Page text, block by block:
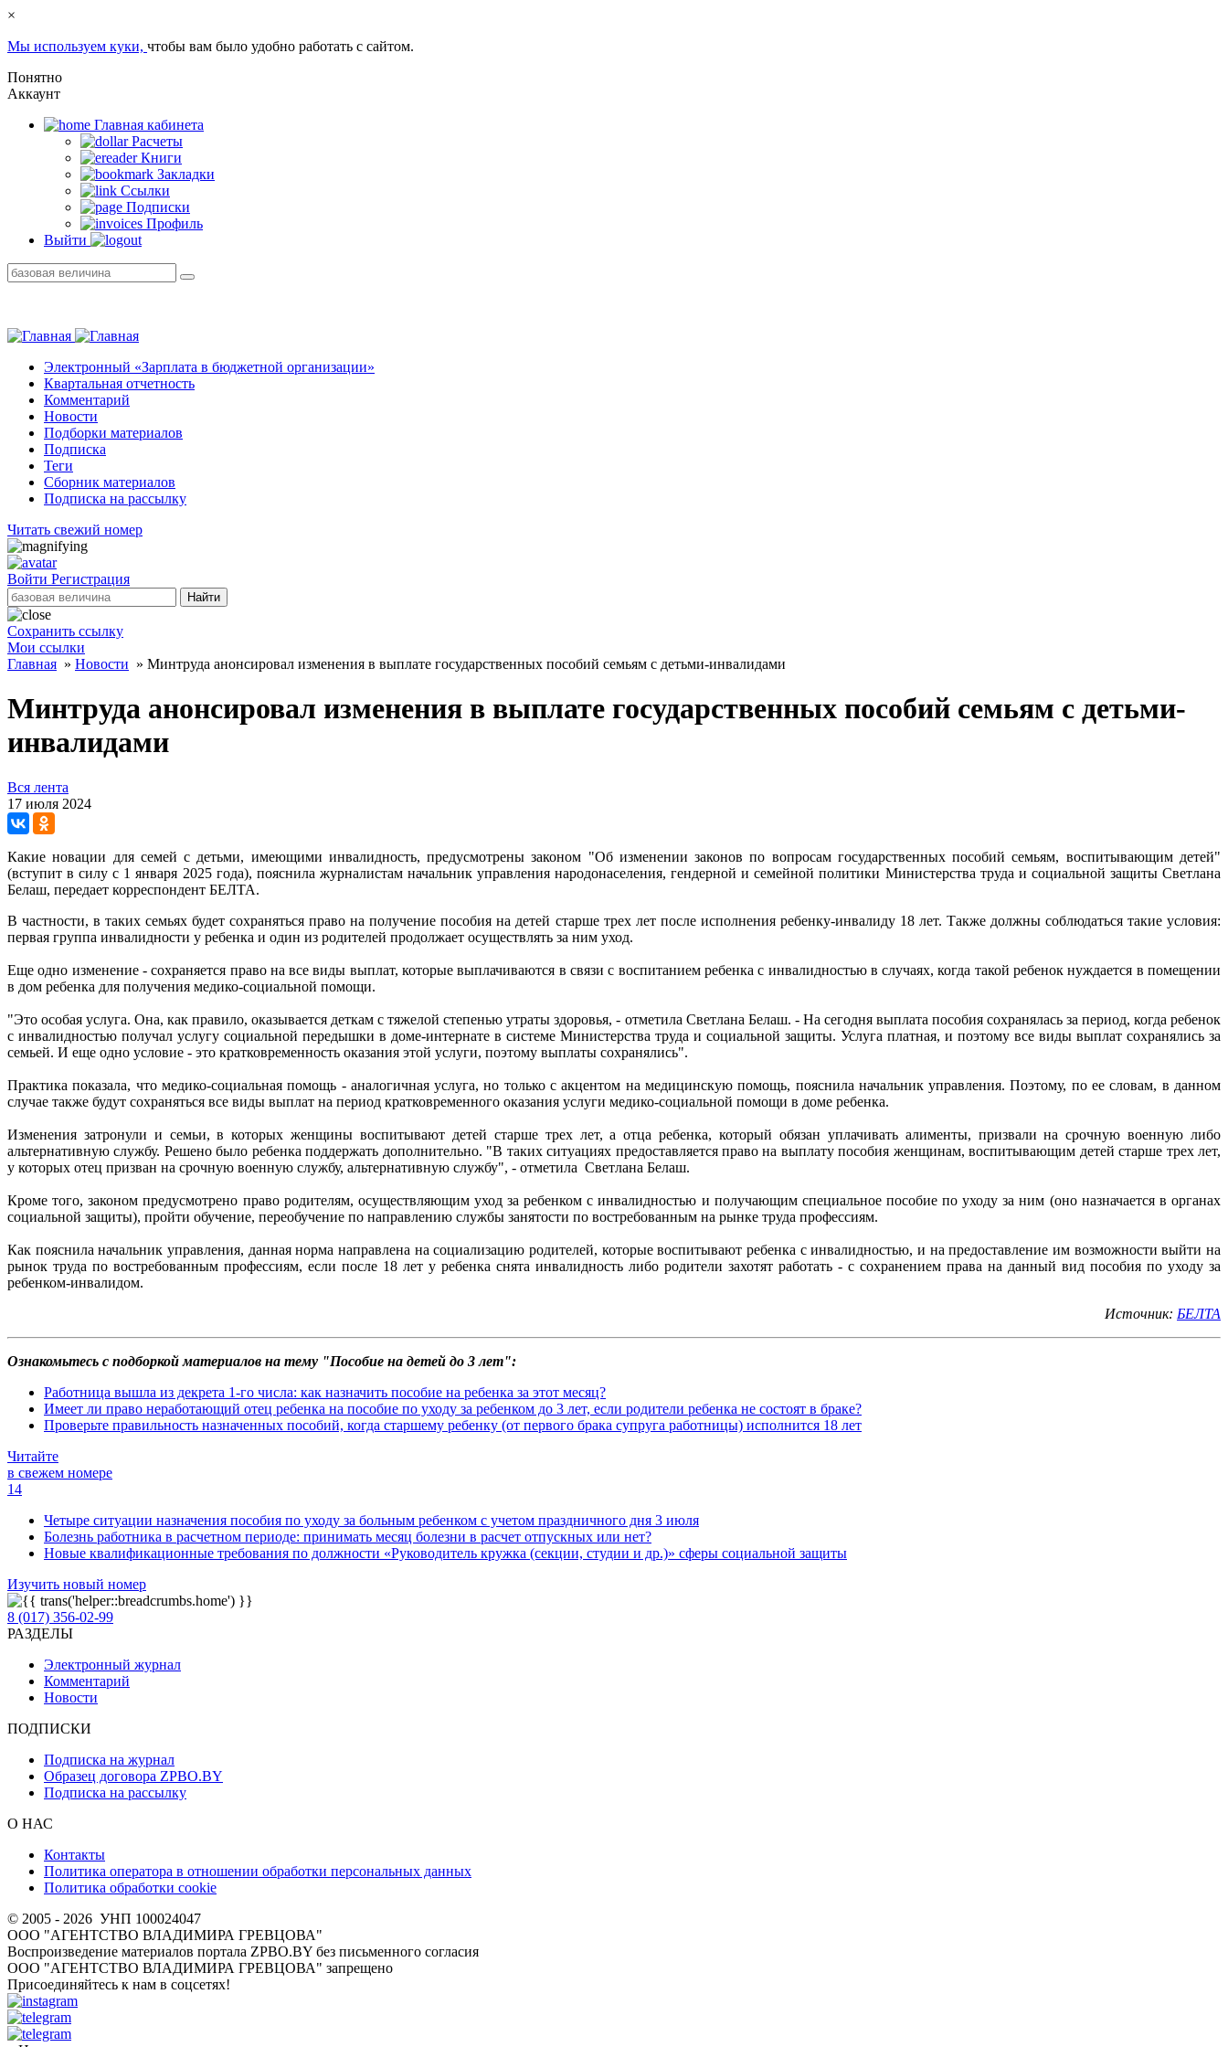
×
Мы используем куки, чтобы вам было удобно работать с сайтом.
Понятно
Аккаунт
Главная кабинетa
Расчеты
Книги
Закладки
Ссылки
Подписки
Профиль
Выйти
Электронный «Зарплата в бюджетной организации»
Квартальная отчетность
Комментарий
Новости
Подборки материалов
Подписка
Теги
Сборник материалов
Подписка на рассылку
Читать свежий номер
Войти Регистрация
Найти
Сохранить ссылку
Мои ссылки
Главная » Новости » Минтруда анонсировал изменения в выплате государственных пособий семьям с детьми-инвалидами
Минтруда анонсировал изменения в выплате государственных пособий семьям с детьми-
инвалидами
Вся лента
17 июля 2024
Какие новации для семей с детьми, имеющими инвалидность, предусмотрены законом "Об изменении законов по вопросам государственных пособий семьям, воспитывающим детей"
(вступит в силу с 1 января 2025 года), пояснила журналистам начальник управления народонаселения, гендерной и семейной политики Министерства труда и социальной защиты Светлана
Белаш, передает корреспондент БЕЛТА.
В частности, в таких семьях будет сохраняться право на получение пособия на детей старше трех лет после исполнения ребенку-инвалиду 18 лет. Также должны соблюдаться такие условия:
первая группа инвалидности у ребенка и один из родителей продолжает осуществлять за ним уход.
Еще одно изменение - сохраняется право на все виды выплат, которые выплачиваются в связи с воспитанием ребенка с инвалидностью в случаях, когда такой ребенок нуждается в помещении
в дом ребенка для получения медико-социальной помощи.
"Это особая услуга. Она, как правило, оказывается деткам с тяжелой степенью утраты здоровья, - отметила Светлана Белаш. - На сегодня выплата пособия сохранялась за период, когда ребенок
с инвалидностью получал услугу социальной передышки в доме-интернате в системе Министерства труда и социальной защиты. Услуга платная, и поэтому все виды выплат сохранялись за
семьей. И еще одно условие - это кратковременность оказания этой услуги, поэтому выплаты сохранялись".
Практика показала, что медико-социальная помощь - аналогичная услуга, но только с акцентом на медицинскую помощь, пояснила начальник управления. Поэтому, по ее словам, в данном
случае также будут сохраняться все виды выплат на период кратковременного оказания услуги медико-социальной помощи в доме ребенка.
Изменения затронули и семьи, в которых женщины воспитывают детей старше трех лет, а отца ребенка, который обязан уплачивать алименты, призвали на срочную военную либо
альтернативную службу. Решено было ребенка поддержать дополнительно. "В таких ситуациях предоставляется право на выплату пособия женщинам, воспитывающим детей старше трех лет,
у которых отец призван на срочную военную службу, альтернативную службу", - отметила Светлана Белаш.
Кроме того, законом предусмотрено право родителям, осуществляющим уход за ребенком с инвалидностью и получающим специальное пособие по уходу за ним (оно назначается в органах
социальной защиты), пройти обучение, переобучение по направлению службы занятости по востребованным на рынке труда профессиям.
Как пояснила начальник управления, данная норма направлена на социализацию родителей, которые воспитывают ребенка с инвалидностью, и на предоставление им возможности выйти на
рынок труда по востребованным профессиям, если после 18 лет у ребенка снята инвалидность либо родители захотят работать - с сохранением права на данный вид пособия по уходу за
ребенком-инвалидом.
Источник: БЕЛТА
Ознакомьтесь с подборкой материалов на тему "Пособие на детей до 3 лет":
Работница вышла из декрета 1-го числа: как назначить пособие на ребенка за этот месяц?
Имеет ли право неработающий отец ребенка на пособие по уходу за ребенком до 3 лет, если родители ребенка не состоят в браке?
Проверьте правильность назначенных пособий, когда старшему ребенку (от первого брака супруга работницы) исполнится 18 лет
Читайте
в свежем номере
14
Четыре ситуации назначения пособия по уходу за больным ребенком с учетом праздничного дня 3 июля
Болезнь работника в расчетном периоде: принимать месяц болезни в расчет отпускных или нет?
Новые квалификационные требования по должности «Руководитель кружка (секции, студии и др.)» сферы социальной защиты
Изучить новый номер
8 (017) 356-02-99
РАЗДЕЛЫ
Электронный журнал
Комментарий
Новости
ПОДПИСКИ
Подписка на журнал
Образец договора ZPBO.BY
Подписка на рассылку
О НАС
Контакты
Политика оператора в отношении обработки персональных данных
Политика обработки cookie
© 2005 - 2026 УНП 100024047
ООО "АГЕНТСТВО ВЛАДИМИРА ГРЕВЦОВА"
Воспроизведение материалов портала ZPBO.BY без письменного согласия
OOO "АГЕНТСТВО ВЛАДИМИРА ГРЕВЦОВА" запрещено
Присоединяйтесь к нам в соцсетях!